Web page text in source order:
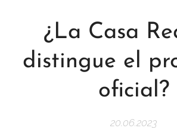
¿La Casa
distingue el
oficial?
20.06.2023